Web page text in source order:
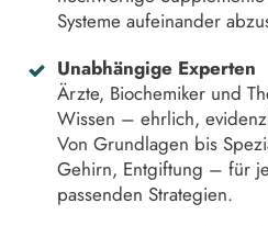
Systeme aufeinander
Unabhängige Experten
Ärzte, Biochemiker und
Wissen – ehrlich,
Von Grundlagen bis
Gehirn, Entgiftung – für
passenden Strategien.